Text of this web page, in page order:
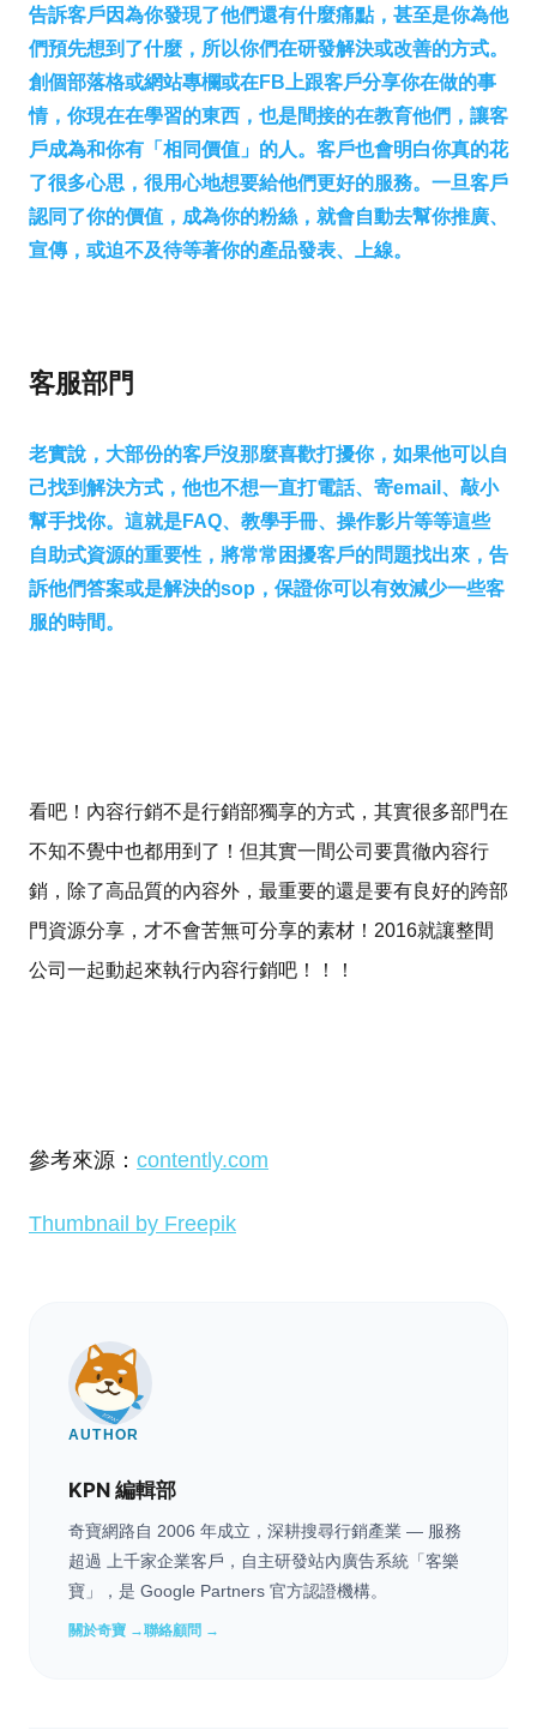
告訴客戶因為你發現了他們還有什麼痛點，甚至是你為他
們預先想到了什麼，所以你們在研發解決或改善的方式。
創個部落格或網站專欄或在FB上跟客戶分享你在做的事
情，你現在在學習的東西，也是間接的在教育他們，讓客
戶成為和你有「相同價值」的人。客戶也會明白你真的花
了很多心思，很用心地想要給他們更好的服務。一旦客戶
認同了你的價值，成為你的粉絲，就會自動去幫你推廣、
宣傳，或迫不及待等著你的產品發表、上線。
客服部門​
老實說，大部份的客戶沒那麼喜歡打擾你，如果他可以自
己找到解決方式，他也不想一直打電話、寄email、敲小
幫手找你。這就是FAQ、教學手冊、操作影片等等這些
自助式資源的重要性，將常常困擾客戶的問題找出來，告
訴他們答案或是解決的sop，保證你可以有效減少一些客
服的時間。
看吧！內容行銷不是行銷部獨享的方式，其實很多部門在
不知不覺中也都用到了！但其實一間公司要貫徹內容行
銷，除了高品質的內容外，最重要的還是要有良好的跨部
門資源分享，才不會苦無可分享的素材！2016就讓整間
公司一起動起來執行內容行銷吧！！！
參考來源： contently.com
Thumbnail by Freepik
AUTHOR
KPN 編輯部
奇寶網路自 2006 年成立，深耕搜尋行銷產業 — 服務
超過 上千家企業客戶，自主研發站內廣告系統「客樂
寶」，是 Google Partners 官方認證機構。
關於奇寶 →聯絡顧問 →